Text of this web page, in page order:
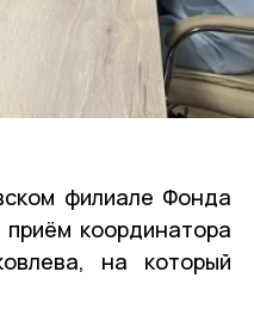
филиале Фонда
координатора
на который